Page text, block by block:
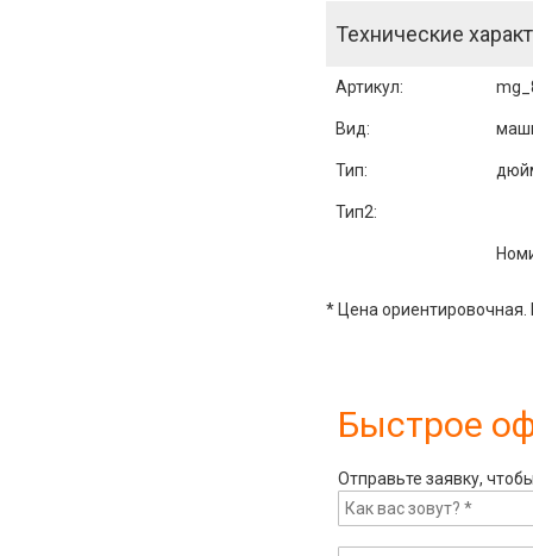
Технические
Артикул:
Вид:
Тип:
Тип2:
* Цена ориентировочная.
Быстрое
Отправьте заявку,